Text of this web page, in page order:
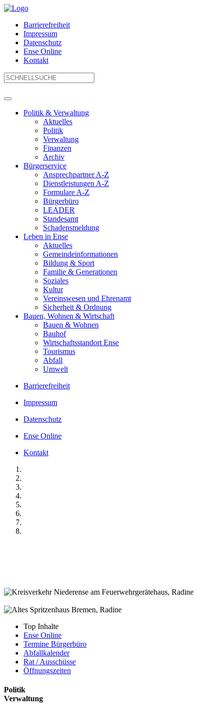
Barrierefreiheit
Impressum
Datenschutz
Ense Online
Kontakt
Politik & Verwaltung
Aktuelles
Politik
Verwaltung
Finanzen
Archiv
Bürgerservice
Ansprechpartner A-Z
Dienstleistungen A-Z
Formulare A-Z
Bürgerbüro
LEADER
Standesamt
Schadensmeldung
Leben in Ense
Aktuelles
Gemeinde­informationen
Bildung & Sport
Familie & Generationen
Soziales
Kultur
Vereinswesen und Ehrenamt
Sicherheit & Ordnung
Bauen, Wohnen & Wirtschaft
Bauen & Wohnen
Bauhof
Wirtschaftsstandort Ense
Tourismus
Abfall
Umwelt
Barrierefreiheit
Impressum
Datenschutz
Ense Online
Kontakt
Top Inhalte
Ense Online
Termine Bürgerbüro
Abfallkalender
Rat / Ausschüsse
Öffnungszeiten
Politik
Verwaltung